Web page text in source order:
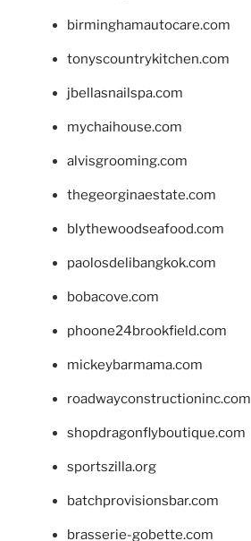
birminghamautocare.com
tonyscountrykitchen.com
jbellasnailspa.com
mychaihouse.com
alvisgrooming.com
thegeorginaestate.com
blythewoodseafood.com
paolosdelibangkok.com
bobacove.com
phoone24brookfield.com
mickeybarmama.com
roadwayconstructioninc.com
shopdragonflyboutique.com
sportszilla.org
batchprovisionsbar.com
brasserie-gobette.com